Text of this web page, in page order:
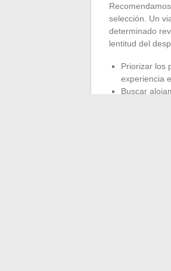
selección. Un
determinado
lentitud del
Priorizar los
experiencia
Buscar